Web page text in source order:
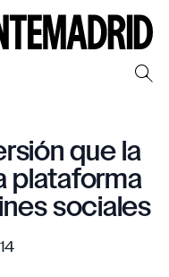
que la
plataforma
sociales